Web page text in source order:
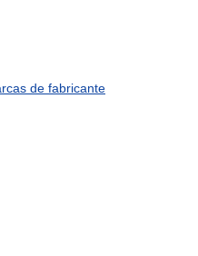
de fabricante